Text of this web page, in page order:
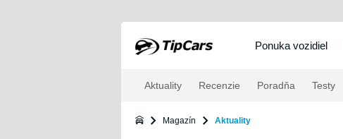
Ponuka vozidiel
Aktuality Recenzie Poradňa Testy
Magazín Aktuality